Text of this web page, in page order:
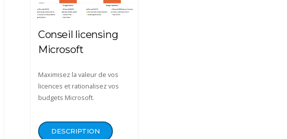
Conseil licensing
Microsoft
Maximisez la valeur de vos
licences et rationalisez vos
budgets Microsoft.
DESCRIPTION